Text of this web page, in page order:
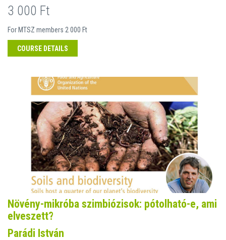
3 000 Ft
For MTSZ members 2 000 Ft
COURSE DETAILS
Növény-mikróba szimbiózisok: pótolható-e, ami
elveszett?
Parádi István